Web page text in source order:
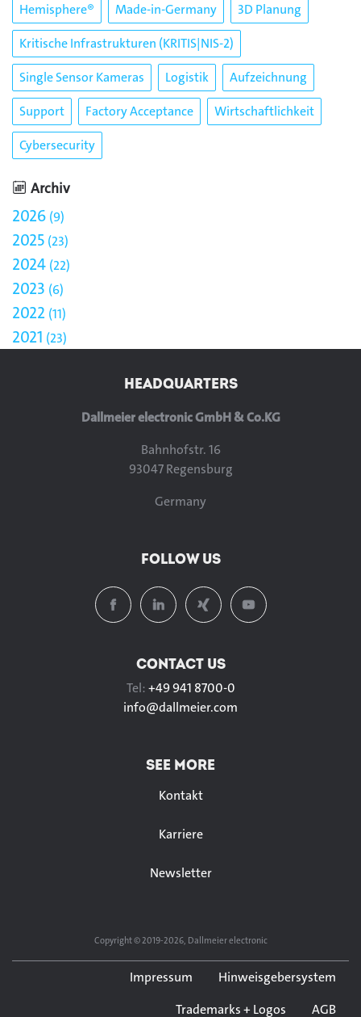
Hemisphere®
Made-in-Germany
3D Planung
Kritische Infrastrukturen (KRITIS|NIS-2)
Single Sensor Kameras
Logistik
Aufzeichnung
Support
Factory Acceptance
Wirtschaftlichkeit
Cybersecurity
Archiv
2026 9
2025 23
2024 22
2023 6
2022 11
2021 23
HEADQUARTERS
Dallmeier electronic GmbH & Co.KG
Bahnhofstr. 16
93047 Regensburg
Germany
FOLLOW US
CONTACT US
Tel:+49 941 8700-0
info@dallmeier.com
SEE MORE
Kontakt
Karriere
Newsletter
Copyright © 2019-2026, Dallmeier electronic
Impressum
Hinweisgebersystem
Trademarks + Logos
AGB